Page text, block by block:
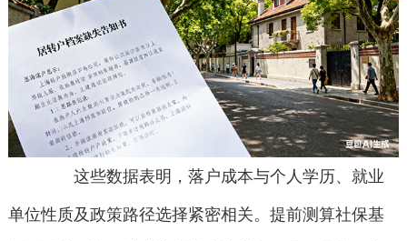
这些数据表明，落户成本与个人学历、就业
单位性质及政策路径选择紧密相关。提前测算社保基